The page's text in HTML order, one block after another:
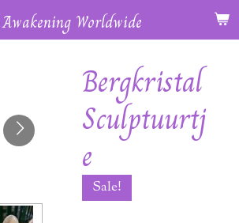
Awakening Worldwide
Bergkristal
Sculptuurtj
e
Sale!